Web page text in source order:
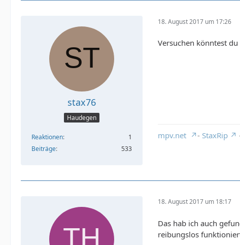
stax76
Haudegen
Reaktionen
1
Beiträge
533
18. August 2017 um 17:26
Versuchen könntest
mpv.net - StaxRip
18. August 2017 um 18:17
Das hab ich auch
reibungslos